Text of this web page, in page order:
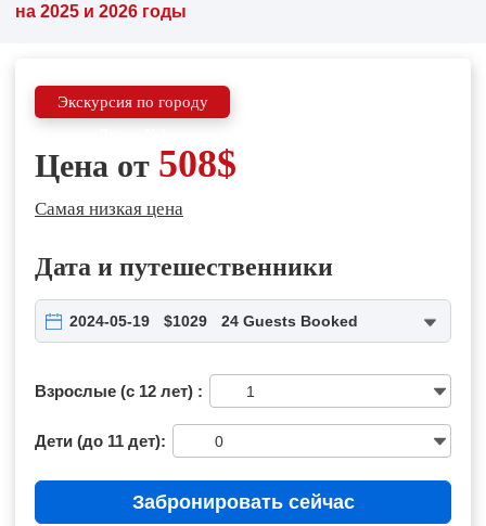
на 2025 и 2026 годы
Экскурсия по городу
Цена от 508$
Самая низкая цена
Дата и путешественники
2024-05-19 $1029 24 Guests Booked
Взрослые (с 12 лет) :
Дети (до 11 дет):
Забронировать сейчас